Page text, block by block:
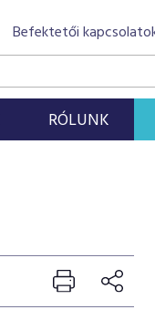
Befektetői
RÓLUNK